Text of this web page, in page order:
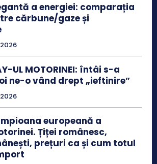
a energiei: comparația
cărbune/gaze și
UL MOTORINEI: întâi s-a
ne-o vând drept „ieftinire”
europeană a
Țiței românesc,
prețuri ca și cum totul